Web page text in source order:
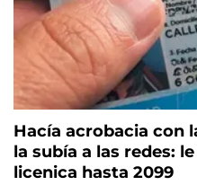
Hacía acrobacia con
la subía a las redes:
licenica hasta 2099